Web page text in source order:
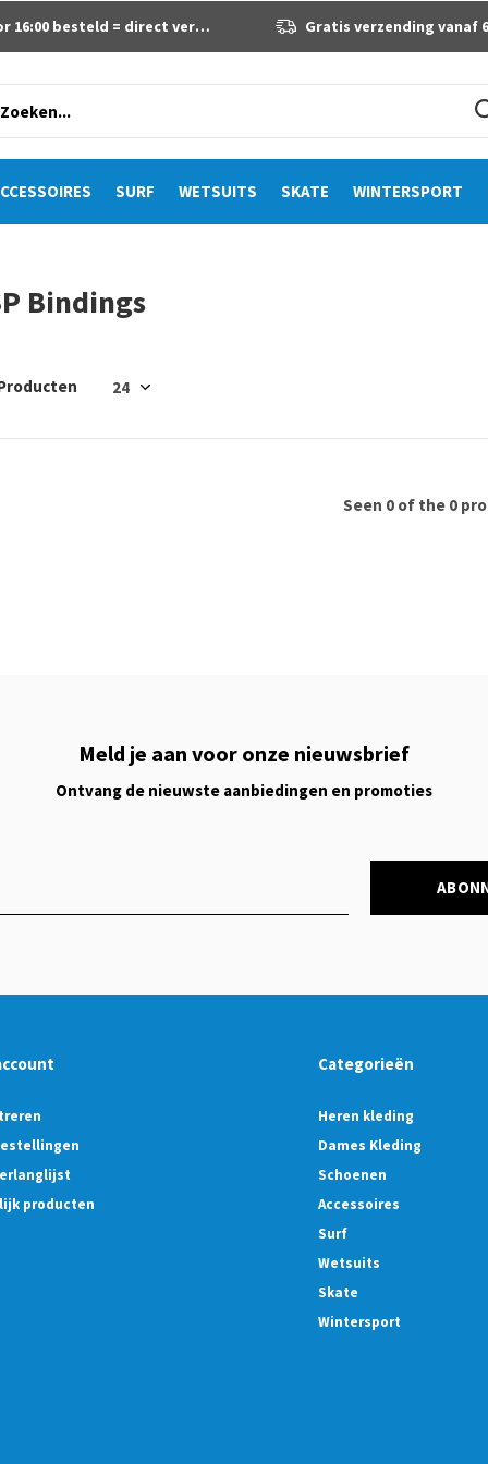
SURF WETSUITS SKATE WINTERSPORT
16:00 besteld = direct verzonden Gratis verzending vanaf 60 euro
Bindings
Seen 0 of the 0
Meld je aan voor onze nieuwsbrief
Ontvang de nieuwste aanbiedingen en promoties
producten
Categorieën
Heren kleding
Dames Kleding
Schoenen
Accessoires
Surf
Wetsuits
Skate
Wintersport